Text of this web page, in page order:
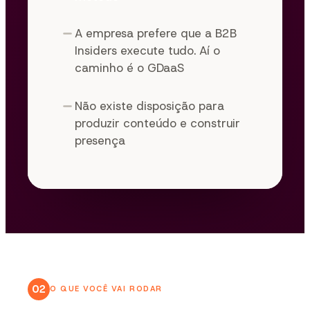
A empresa prefere que a B2B
Insiders execute tudo. Aí o
caminho é o GDaaS
Não existe disposição para
produzir conteúdo e construir
presença
02 O QUE VOCÊ VAI RODAR